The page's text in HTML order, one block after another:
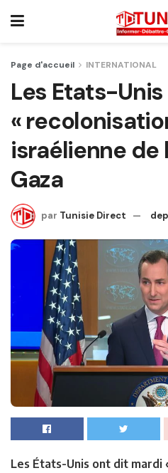
Page d'accueil INTERNATIONAL
Les Etats-
«
israélienne de
Gaza
par Tunisie Direct
Les États-Unis ont dit